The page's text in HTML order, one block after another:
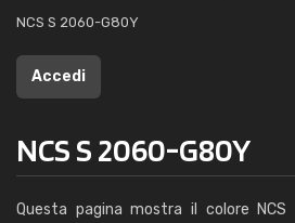
NCS S 2060-G80Y
Accedi
NCS S 2060-G80Y
Questa pagina mostra il colore NCS